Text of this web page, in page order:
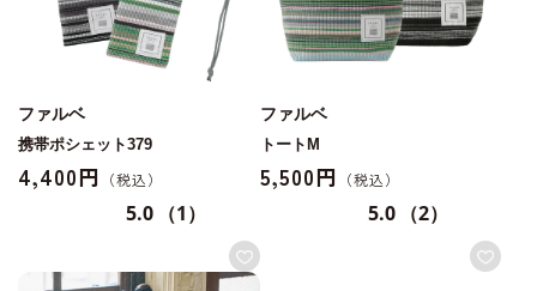
ファルベ
携帯ポシェット379
4,400円
5.0 （1）
ファルベ
トートM
5,500円
5.0 （2）